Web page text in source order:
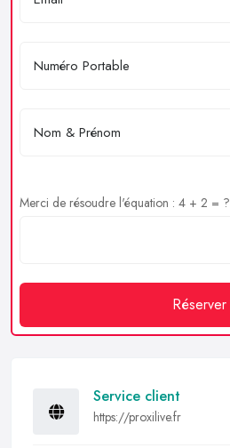
Merci de résoudre l'équation : 4 + 2 = ?
Réserver
Service client
https://proxilive.fr